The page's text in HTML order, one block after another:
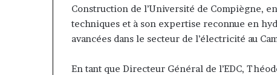
Construction de l’Université de Compiègne,
techniques et à son expertise reconnue en
avancées dans le secteur de l’électricité au
En tant que Directeur Général de l’EDC,
président